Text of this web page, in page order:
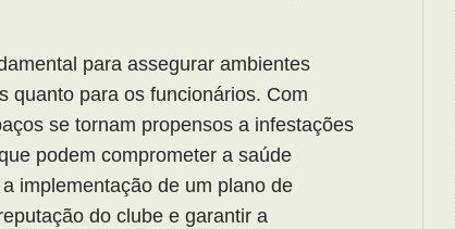
para assegurar ambientes
quanto para os funcionários. Com
se tornam propensos a infestações
podem comprometer a saúde
implementação de um plano de
do clube e garantir a